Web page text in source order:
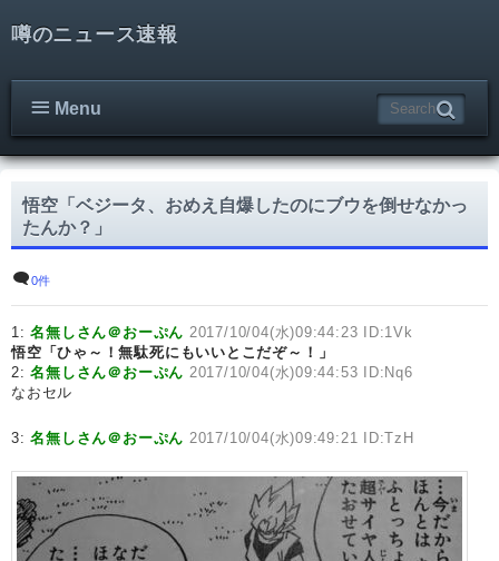
噂のニュース速報
Menu
悟空「ベジータ、おめえ自爆したのにブウを倒せなかっ
たんか？」
0件
1:名無しさん＠おーぷん 2017/10/04(水)09:44:23 ID:1Vk
悟空「ひゃ～！無駄死にもいいとこだぞ～！」
2:名無しさん＠おーぷん 2017/10/04(水)09:44:53 ID:Nq6
なおセル
3:名無しさん＠おーぷん 2017/10/04(水)09:49:21 ID:TzH